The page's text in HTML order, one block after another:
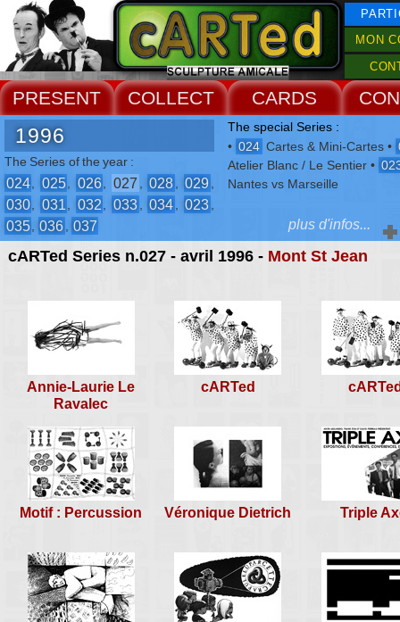
MON
PRESENT COLLECT CARDS
cARTed Series n.027 - avril 1996 - Mont St Jean
Annie-Laurie Le
Ravalec
cARTed
Motif : Percussion Véronique Dietrich Triple
1996
The Series of the year :
024, 025, 026, 027 , 028, 029,
030, 031 , 032, 033, 034, 023,
035, 036, 037
The special Series :
• 024 Cartes & Mini-Cartes •
Atelier Blanc / Le Sentier •
Nantes vs Marseille
Encounters of the year :
Havre,Marseille,
Hérouville St
The Events :
2° Biennale de Fléchettes
1° Biennale de Sculpture Amicale
plus d'infos...